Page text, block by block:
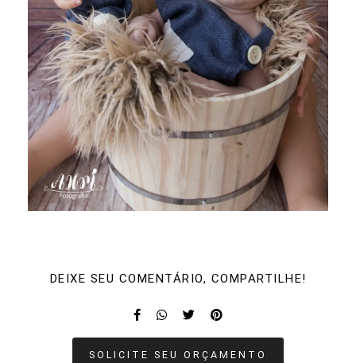
DEIXE SEU COMENTÁRIO, COMPARTILHE!
SOLICITE SEU ORÇAMENTO